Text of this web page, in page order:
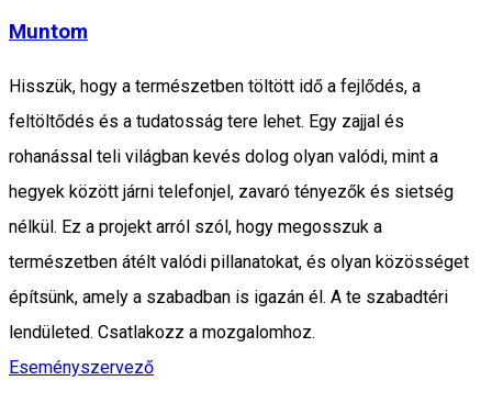
Muntom
Hisszük, hogy a természetben töltött idő a fejlődés, a
feltöltődés és a tudatosság tere lehet. Egy zajjal és
rohanással teli világban kevés dolog olyan valódi, mint a
hegyek között járni telefonjel, zavaró tényezők és sietség
nélkül. Ez a projekt arról szól, hogy megosszuk a
természetben átélt valódi pillanatokat, és olyan közösséget
építsünk, amely a szabadban is igazán él. A te szabadtéri
lendületed. Csatlakozz a mozgalomhoz.
Eseményszervező